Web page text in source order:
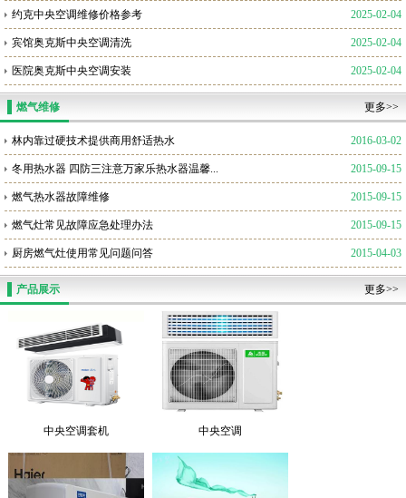
2025-02-04
约克中央空调维修价格参考
2025-02-04
宾馆奥克斯中央空调清洗
2025-02-04
医院奥克斯中央空调安装
燃气维修 更多>>
2016-03-02
林内靠过硬技术提供商用舒适热水
2015-09-15
冬用热水器 四防三注意万家乐热水器温馨...
2015-09-15
燃气热水器故障维修
2015-09-15
燃气灶常见故障应急处理办法
2015-04-03
厨房燃气灶使用常见问题问答
产品展示 更多>>
中央空调套机 中央空调